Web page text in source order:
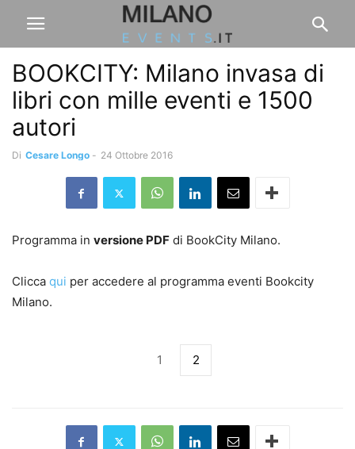
BOOKCITY: Milano invasa di
libri con mille eventi e 1500
autori
Di Cesare Longo - 24 Ottobre 2016
Programma in versione PDF di BookCity Milano.
Clicca qui per accedere al programma eventi Bookcity
Milano.
1 2